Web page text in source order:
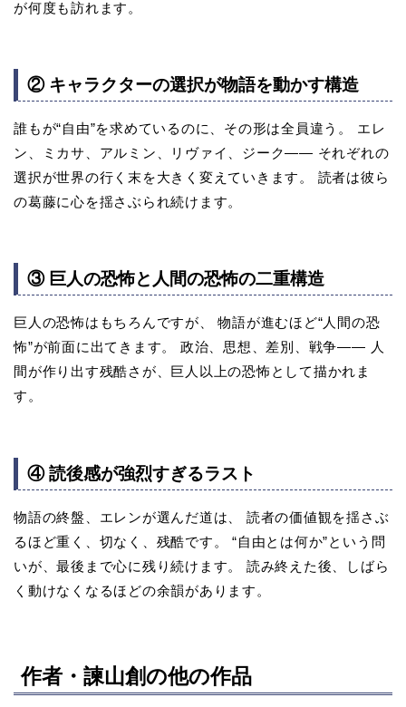
が何度も訪れます。
② キャラクターの選択が物語を動かす構造
誰もが“自由”を求めているのに、その形は全員違う。 エレ
ン、ミカサ、アルミン、リヴァイ、ジーク―― それぞれの
選択が世界の行く末を大きく変えていきます。 読者は彼ら
の葛藤に心を揺さぶられ続けます。
③ 巨人の恐怖と人間の恐怖の二重構造
巨人の恐怖はもちろんですが、 物語が進むほど“人間の恐
怖”が前面に出てきます。 政治、思想、差別、戦争―― 人
間が作り出す残酷さが、巨人以上の恐怖として描かれま
す。
④ 読後感が強烈すぎるラスト
物語の終盤、エレンが選んだ道は、 読者の価値観を揺さぶ
るほど重く、切なく、残酷です。 “自由とは何か”という問
いが、最後まで心に残り続けます。 読み終えた後、しばら
く動けなくなるほどの余韻があります。
作者・諫山創の他の作品